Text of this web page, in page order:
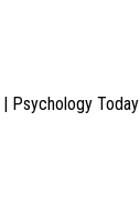
Psychology Today